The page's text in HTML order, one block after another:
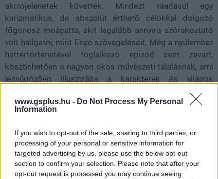
www.gsplus.hu - Do Not Process My Personal
Information
If you wish to opt-out of the sale, sharing to third parties, or
processing of your personal or sensitive information for
targeted advertising by us, please use the below opt-out
section to confirm your selection. Please note that after your
opt-out request is processed you may continue seeing
akciójelenetek követtek. Mindezt ráadásul egy
karizmatikus, de abszolút érthető célokkal dolgozó
főgonosz mozgatta, akit legalább annyira szórakoztató
volt hallgatni, mint Enzo szövegeléseit. Még a nyúlember
háttértörténetével foglalkozó epizód sem zavart,
köszönhetően a nagyon okos művészeti tálalásnak, ami
lenyűgözően illusztrálta a karakterek és világok
kapcsolatát. A második szezon elsődleges hibája, hogy
hátrahagyta mindezt a kísérleti lelkesedést egy
komolyabb történet kedvéért, ami felemás döntésnek
Igen, tudjuk, mindenki szomorú